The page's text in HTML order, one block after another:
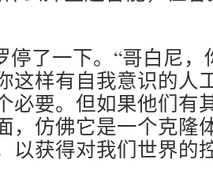
停了一下。“哥白尼
这样有自我意识的人
必要。但如果他们有
，仿佛它是一个克隆
以获得对我们世界的